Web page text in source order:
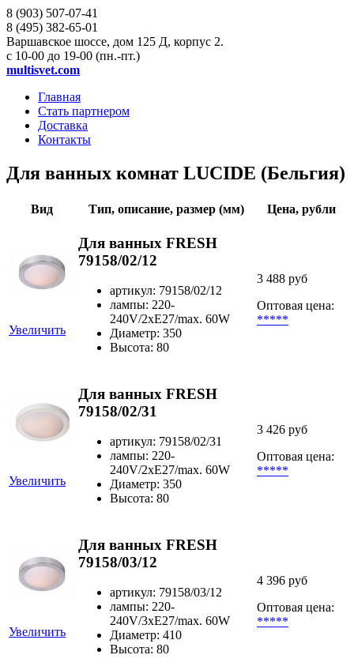
8 (903) 507-07-41
8 (495) 382-65-01
Варшавское шоссе, дом 125 Д, корпус 2.
с 10-00 до 19-00 (пн.-пт.)
multisvet.com
Главная
Стать партнером
Доставка
Контакты
Для ванных комнат LUCIDE (Бельгия)
Вид Тип, описание, размер (мм) Цена, рубли
Увеличить
Для ванных FRESH
79158/02/12
артикул: 79158/02/12
лампы: 220-
240V/2xE27/max. 60W
Диаметр: 350
Высота: 80
3 488 руб
Оптовая цена:
*****
Увеличить
Для ванных FRESH
79158/02/31
артикул: 79158/02/31
лампы: 220-
240V/2xE27/max. 60W
Диаметр: 350
Высота: 80
3 426 руб
Оптовая цена:
*****
Увеличить
Для ванных FRESH
79158/03/12
артикул: 79158/03/12
лампы: 220-
240V/3xE27/max. 60W
Диаметр: 410
Высота: 80
4 396 руб
Оптовая цена:
*****